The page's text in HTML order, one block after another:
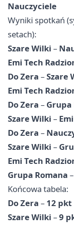
Nauczyciele
Wyniki spotkań
setach):
Szare Wilki –
Emi Tech
Do Zera –Szare
Emi Tech
Do Zera – Grupa
Szare Wilki –
Do Zera –
Szare Wilki –
Emi Tech
Grupa Romana –
Końcowa tabela:
Do Zera – 12 pkt
Szare Wilki –9